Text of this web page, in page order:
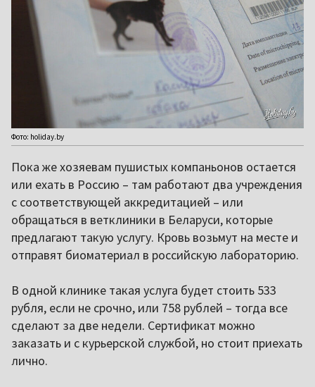
Фото: holiday.by
Пока же хозяевам пушистых компаньонов остается
или ехать в Россию – там работают два учреждения
с соответствующей аккредитацией – или
обращаться в ветклиники в Беларуси, которые
предлагают такую услугу. Кровь возьмут на месте и
отправят биоматериал в российскую лабораторию.
В одной клинике такая услуга будет стоить 533
рубля, если не срочно, или 758 рублей – тогда все
сделают за две недели. Сертификат можно
заказать и с курьерской службой, но стоит приехать
лично.